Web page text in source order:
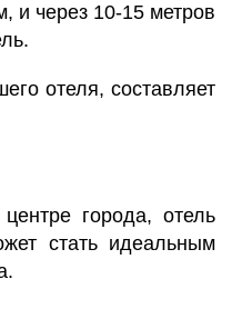
и через 10-15 метров
отеля, составляет
города, отель
стать идеальным